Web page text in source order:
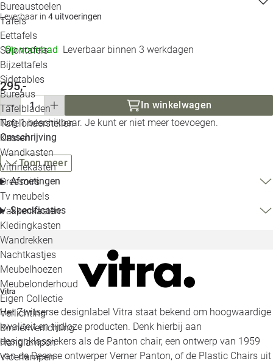
Bureaustoelen
Tafels
Eettafels
Salontafels
Bijzettafels
Sidetables
Bureaus
Tafelbladen
Tafelonderstellen
Kasten
Wandkasten
Vitrinekasten
Dressoirs
Tv meubels
Vakkenkasten
Kledingkasten
Wandrekken
Nachtkastjes
Meubelhoezen
Meubelonderhoud
Eigen Collectie
Verlichting
Binnenverlichting
Hanglampen
Vloerlampen
Alle
Leverbaar in 4 uitvoeringen
Op voorraad Leverbaar binnen 3 werkdagen
295,-
In winkelwagen
Nog 1 beschikbaar. Je kunt er niet meer toevoegen.
Omschrijving
Toon meer
Afmetingen
Specificaties
Vitra
Het Zwitserse designlabel Vitra staat bekend om hoogwaardige
kwaliteit en tijdloze producten. Denk hierbij aan
designklassiekers als de Panton chair, een ontwerp van 1959
van de Deense ontwerper Verner Panton, of de Plastic Chairs uit